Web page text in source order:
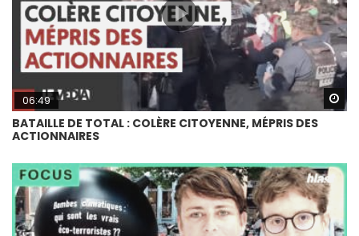
06:49
BATAILLE DE TOTAL : COLÈRE CITOYENNE, MÉPRIS DES
ACTIONNAIRES